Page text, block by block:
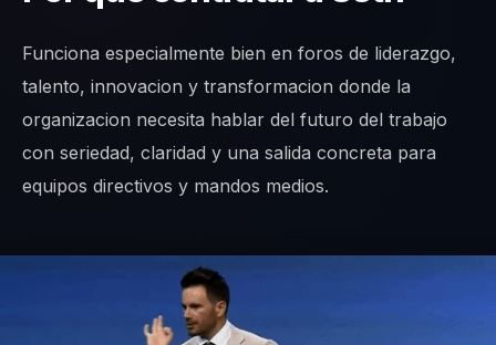
Funciona especialmente bien en foros de liderazgo,
talento, innovacion y transformacion donde la
organizacion necesita hablar del futuro del trabajo
con seriedad, claridad y una salida concreta para
equipos directivos y mandos medios.